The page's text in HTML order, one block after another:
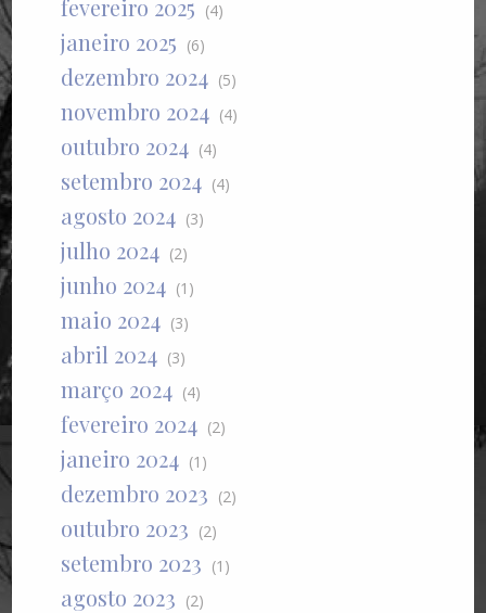
fevereiro 2025 (4)
janeiro 2025 (6)
dezembro 2024 (5)
novembro 2024 (4)
outubro 2024 (4)
setembro 2024 (4)
agosto 2024 (3)
julho 2024 (2)
junho 2024 (1)
maio 2024 (3)
abril 2024 (3)
março 2024 (4)
fevereiro 2024 (2)
janeiro 2024 (1)
dezembro 2023 (2)
outubro 2023 (2)
setembro 2023 (1)
agosto 2023 (2)